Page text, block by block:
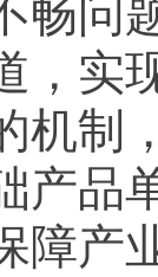
，实
机制
产品
障产